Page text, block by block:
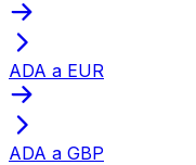
ADA a EUR
ADA a GBP